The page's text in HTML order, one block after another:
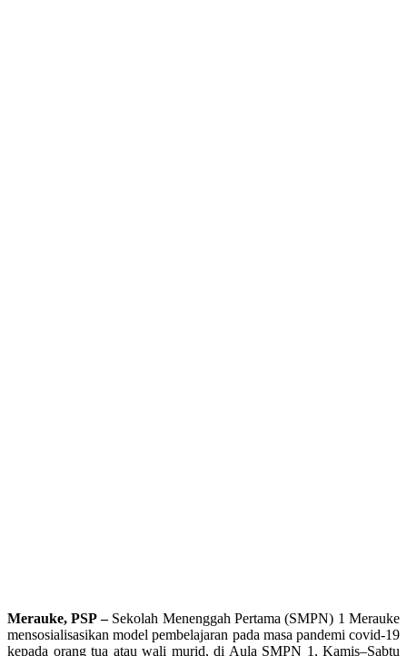
Merauke, PSP – Sekolah Menenggah Pertama (SMPN) 1 Merauke
mensosialisasikan model pembelajaran pada masa pandemi covid-19
kepada orang tua atau wali murid, di Aula SMPN 1, Kamis–Sabtu